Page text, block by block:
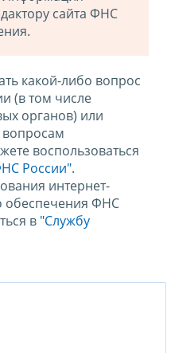
сайта ФНС
какой-либо вопрос
(в том числе
органов) или
вопросам
воспользоваться
России".
интернет-
обеспечения ФНС
в "Службу